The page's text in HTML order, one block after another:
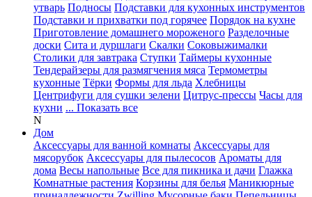
утварь Подносы Подставки для кухонных инструментов
Подставки и прихватки под горячее Порядок на кухне
Приготовление домашнего мороженого Разделочные
доски Сита и дуршлаги Скалки Соковыжималки
Столики для завтрака Ступки Таймеры кухонные
Тендерайзеры для размягчения мяса Термометры
кухонные Тёрки Формы для льда Хлебницы
Центрифуги для сушки зелени Цитрус-прессы Часы для
кухни ... Показать все
N
Дом
Аксессуары для ванной комнаты Аксессуары для
мясорубок Аксессуары для пылесосов Ароматы для
дома Весы напольные Все для пикника и дачи Глажка
Комнатные растения Корзины для белья Маникюрные